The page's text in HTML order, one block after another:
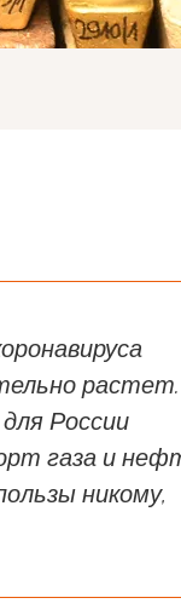
растет.
России
газа и
никому,